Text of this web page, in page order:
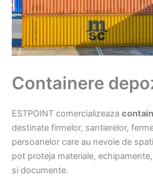
Containere
ESTPOINT comercializeaza
destinate firmelor, santierelor,
persoanelor care au nevoie de
pot proteja materiale,
si documente.